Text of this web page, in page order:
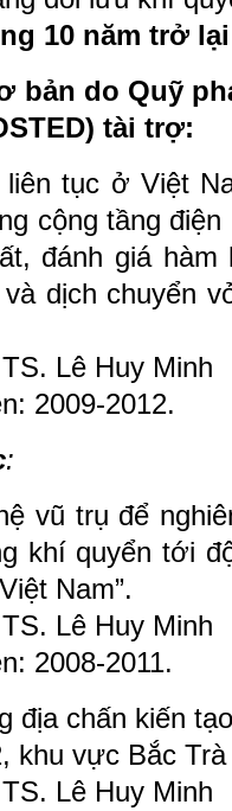
10 năm trở
bản do Quỹ
tài trợ:
tục ở Việt
cộng tầng
đánh giá
dịch chuyển
Lê Huy Minh
2009-2012.
:
vũ trụ để
khí quyển tới
Nam”.
Lê Huy Minh
2008-2011.
địa chấn kiến
khu vực Bắc
Lê Huy Minh